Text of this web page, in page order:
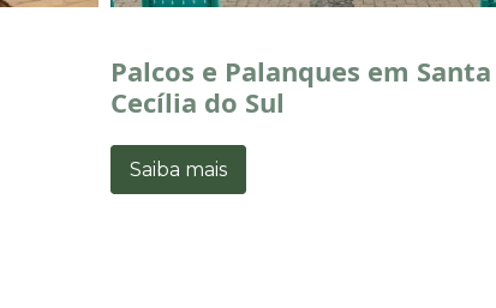
Palcos e Palanques em Santa
Cecília do Sul
Saiba mais